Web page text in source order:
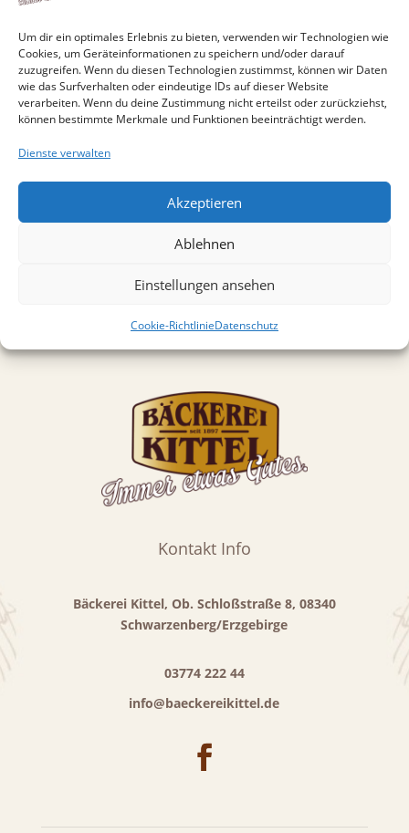
Um dir ein optimales Erlebnis zu bieten, verwenden wir Technologien wie
Cookies, um Geräteinformationen zu speichern und/oder darauf
zuzugreifen. Wenn du diesen Technologien zustimmst, können wir Daten
wie das Surfverhalten oder eindeutige IDs auf dieser Website
verarbeiten. Wenn du deine Zustimmung nicht erteilst oder zurückziehst,
können bestimmte Merkmale und Funktionen beeinträchtigt werden.
Dienste verwalten
Akzeptieren
Ablehnen
Einstellungen ansehen
Cookie-RichtlinieDatenschutz
Öffnungszeiten
Die – Fr 7.00 – 17.00 Uhr
Kontakt Info
Bäckerei Kittel, Ob. Schloßstraße 8, 08340
Schwarzenberg/Erzgebirge
03774 222 44
info@baeckereikittel.de